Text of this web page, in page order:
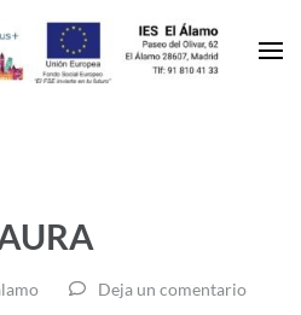
Deja un comentario